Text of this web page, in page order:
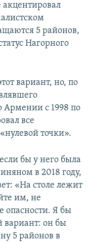
5 районов,
Нагорного
вариант, но, по
Армении с 1998 по
все
точки».
бы у него была
в 2018 году,
«На столе лежит
им, не
опасности. Я бы
вариант: он бы
5 районов в